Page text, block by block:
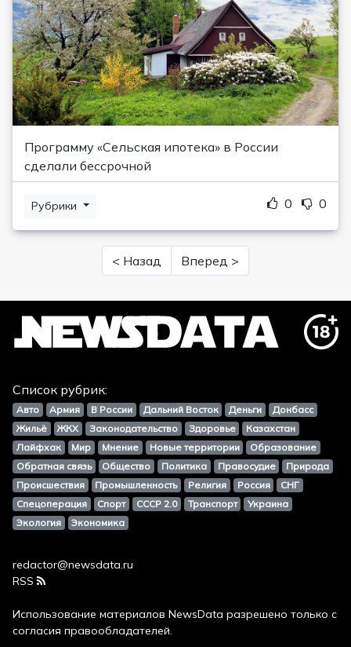
Программу «Сельская ипотека» в России
сделали бессрочной
Рубрики 0 0
< Назад Вперед >
Список рубрик:
Авто Армия В России Дальний Восток Деньги
Донбасс
Жильё
ЖКХ Законодательство Здоровье
Казахстан
Лайфхак
Мир Мнение Новые территории
Образование
Обратная связь
Общество Политика Правосудие
Природа
Происшествия
Промышленность Религия Россия
СНГ
Спецоперация
Спорт СССР 2.0 Транспорт
Украина
Экология
Экономика
redactor@newsdata.ru
RSS
Использование материалов NewsData разрешено только с
согласия правообладателей.